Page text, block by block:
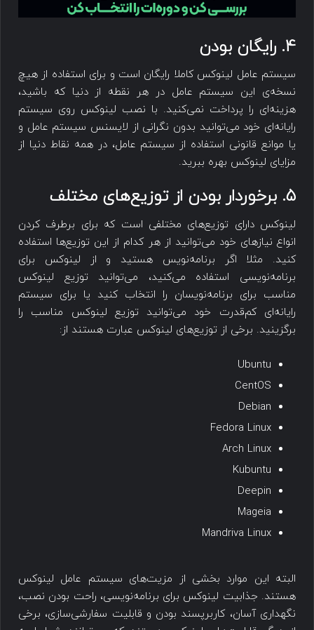
4. رایگان بودن
سیستم عامل لینوکس کاملا رایگان است و برای استفاده از هیچ
نسخه‌ی این سیستم عامل در هر نقطه از دنیا که باشید،
هزینه‌ای را پرداخت نمی‌کنید. با نصب لینوکس روی سیستم
رایانه‌ای خود می‌توانید بدون نگرانی از لایسنس سیستم عامل و
یا موانع قانونی استفاده از سیستم عامل، در همه نقاط دنیا از
مزایای لینوکس بهره ببرید.
5. برخوردار بودن از توزیع‌های مختلف
لینوکس دارای توزیع‌های مختلفی است که برای برطرف کردن
انواع نیازهای خود می‌توانید از هر کدام از این توزیع‌ها استفاده
کنید. مثلا اگر برنامه‌نویس هستید و از لینوکس برای
برنامه‌نویسی استفاده می‌کنید، می‌توانید توزیع لینوکس
مناسب برای برنامه‌نویسان را انتخاب کنید یا برای سیستم
رایانه‌ای کم‌قدرت خود می‌توانید توزیع لینوکس مناسب را
برگزینید. برخی از توزیع‌های لینوکس عبارت هستند از:
Ubuntu
CentOS
Debian
Fedora Linux
Arch Linux
Kubuntu
Deepin
Mageia
Mandriva Linux
البته این موارد بخشی از مزیت‌های سیستم عامل لینوکس
هستند. جذابیت لینوکس برای برنامه‌نویسی، راحت بودن نصب،
نگهداری آسان، کاربرپسند بودن و قابلیت سفارشی‌سازی، برخی